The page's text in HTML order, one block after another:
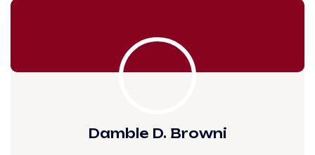
Damble D. Browni